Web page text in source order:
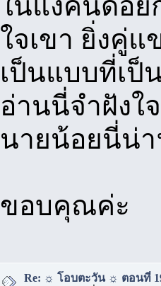
ใจเขา ยิ่งคู่
เป็นแบบที่เ
อ่านนี่จำฝังใ
นายน้อยนี่น่
ขอบคุณค่ะ
Re: ☼ โอบตะวัน ☼ ตอนที่ 19